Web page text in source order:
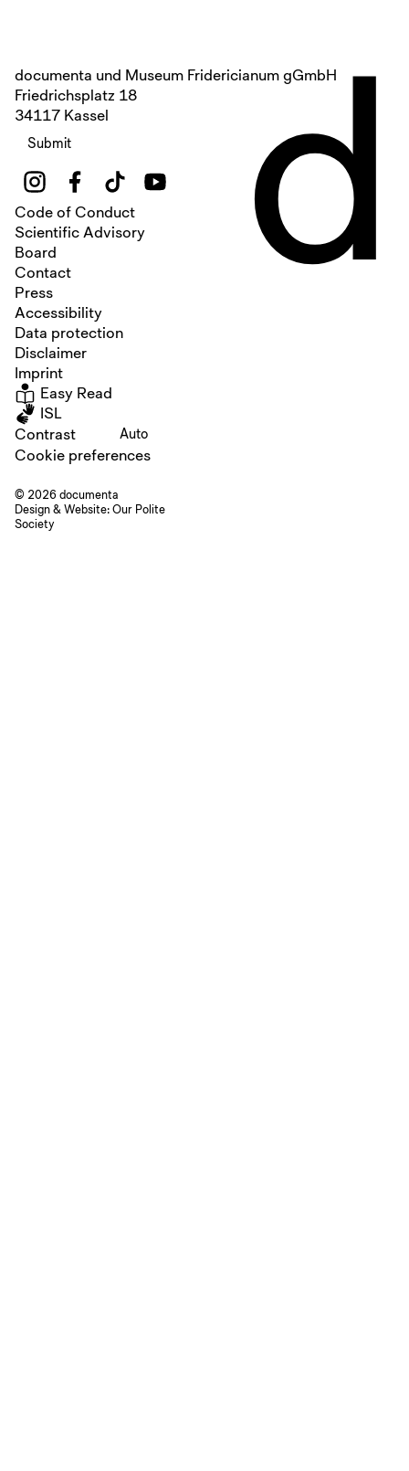
documenta und Museum Fridericianum gGmbH
Friedrichsplatz 18
34117 Kassel
Submit
Code of Conduct
Scientific Advisory
Board
Contact
Press
Accessibility
Data protection
Disclaimer
Imprint
Easy Read
ISL
Contrast
Auto
Cookie preferences
© 2026 documenta
Design & Website:Our Polite
Society
d